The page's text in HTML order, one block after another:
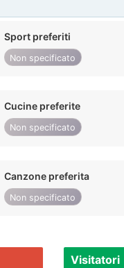
Sport preferiti
Non specificato
Cucine preferite
Non specificato
Canzone preferita
Non specificato
Visitatori